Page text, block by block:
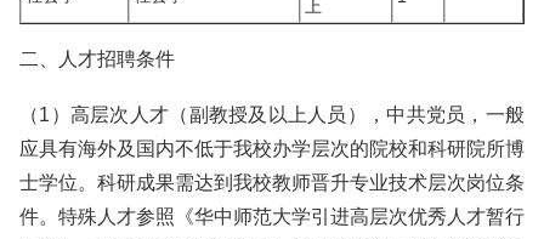
上
二、人才招聘条件
（1）高层次人才（副教授及以上人员），中共党员，一般
应具有海外及国内不低于我校办学层次的院校和科研院所博
士学位。科研成果需达到我校教师晋升专业技术层次岗位条
件。特殊人才参照《华中师范大学引进高层次优秀人才暂行